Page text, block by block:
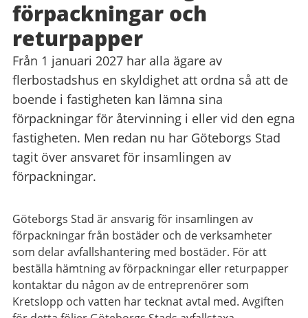
förpackningar och
returpapper
Från 1 januari 2027 har alla ägare av
flerbostadshus en skyldighet att ordna så att de
boende i fastigheten kan lämna sina
förpackningar för återvinning i eller vid den egna
fastigheten. Men redan nu har Göteborgs Stad
tagit över ansvaret för insamlingen av
förpackningar.
Göteborgs Stad är ansvarig för insamlingen av
förpackningar från bostäder och de verksamheter
som delar avfallshantering med bostäder. För att
beställa hämtning av förpackningar eller returpapper
kontaktar du någon av de entreprenörer som
Kretslopp och vatten har tecknat avtal med. Avgiften